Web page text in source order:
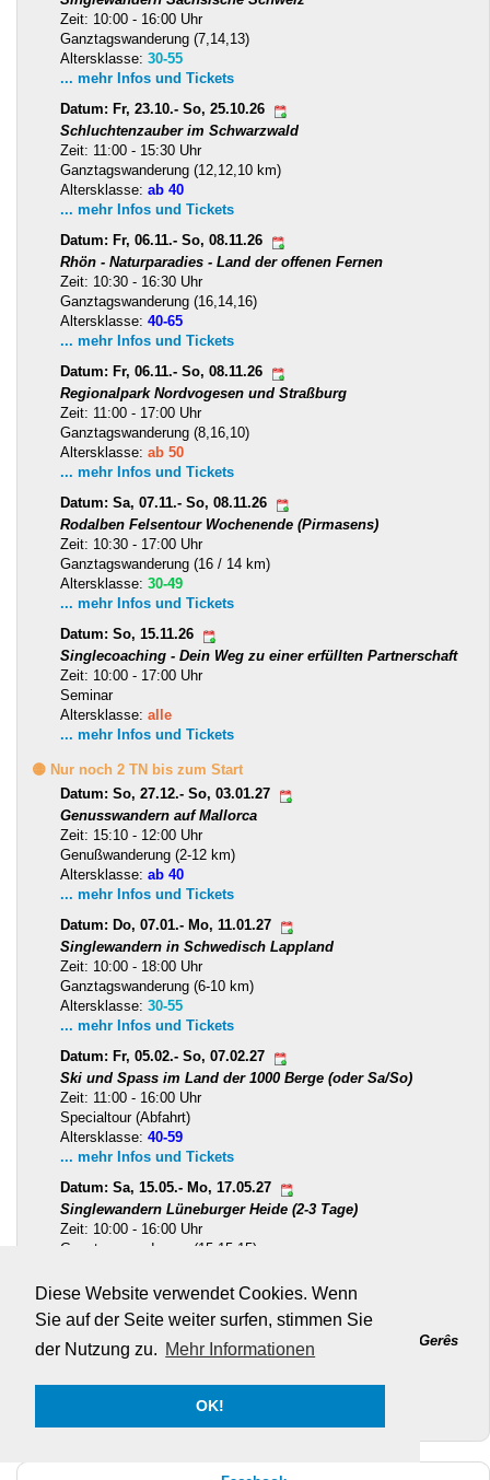
Diese Website verwendet Cookies. Wenn
Sie auf der Seite weiter surfen, stimmen Sie
der Nutzung zu. Mehr Informationen
OK!
Zeit: 10:00 - 16:00 Uhr
Ganztagswanderung (7,14,13)
Altersklasse: 30-55
... mehr Infos und Tickets
Datum: Fr, 23.10.- So, 25.10.26
Schluchtenzauber im Schwarzwald
Zeit: 11:00 - 15:30 Uhr
Ganztagswanderung (12,12,10 km)
Altersklasse: ab 40
... mehr Infos und Tickets
Datum: Fr, 06.11.- So, 08.11.26
Rhön - Naturparadies - Land der offenen Fernen
Zeit: 10:30 - 16:30 Uhr
Ganztagswanderung (16,14,16)
Altersklasse: 40-65
... mehr Infos und Tickets
Datum: Fr, 06.11.- So, 08.11.26
Regionalpark Nordvogesen und Straßburg
Zeit: 11:00 - 17:00 Uhr
Ganztagswanderung (8,16,10)
Altersklasse: ab 50
... mehr Infos und Tickets
Datum: Sa, 07.11.- So, 08.11.26
Rodalben Felsentour Wochenende (Pirmasens)
Zeit: 10:30 - 17:00 Uhr
Ganztagswanderung (16 / 14 km)
Altersklasse: 30-49
... mehr Infos und Tickets
Datum: So, 15.11.26
Singlecoaching - Dein Weg zu einer erfüllten Partnerschaft
Zeit: 10:00 - 17:00 Uhr
Seminar
Altersklasse: alle
... mehr Infos und Tickets
🟡 Nur noch 2 TN bis zum Start
Datum: So, 27.12.- So, 03.01.27
Genusswandern auf Mallorca
Zeit: 15:10 - 12:00 Uhr
Genußwanderung (2-12 km)
Altersklasse: ab 40
... mehr Infos und Tickets
Datum: Do, 07.01.- Mo, 11.01.27
Singlewandern in Schwedisch Lappland
Zeit: 10:00 - 18:00 Uhr
Ganztagswanderung (6-10 km)
Altersklasse: 30-55
... mehr Infos und Tickets
Datum: Fr, 05.02.- So, 07.02.27
Ski und Spass im Land der 1000 Berge (oder Sa/So)
Zeit: 11:00 - 16:00 Uhr
Specialtour (Abfahrt)
Altersklasse: 40-59
... mehr Infos und Tickets
Datum: Sa, 15.05.- Mo, 17.05.27
Singlewandern Lüneburger Heide (2-3 Tage)
Zeit: 10:00 - 16:00 Uhr
Ganztagswanderung (15,15,15)
... mehr Infos und Tickets
Datum: So, 16.05.- So, 23.05.27
Entdeckungsreise Portugal mit Nationalpark Peneda-Gerês
Zeit: 06:55 - 09:00 Uhr